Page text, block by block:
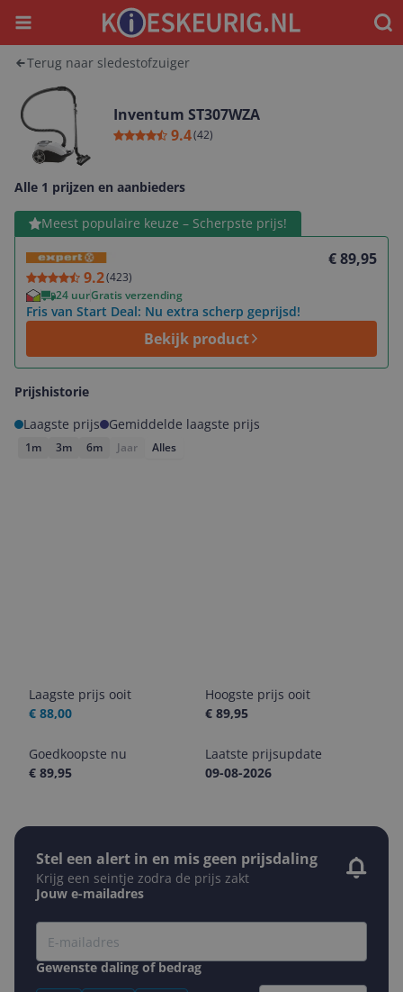
Menu
Terug naar sledestofzuiger
Inventum ST307WZA
9.4(42)
Alle 1 prijzen en aanbieders
Meest populaire keuze – Scherpste prijs!
9.2(423)
€ 89,95
24 uurGratis verzending
Fris van Start Deal: Nu extra scherp geprijsd!
Bekijk product
Bekijk product
Prijshistorie
Laagste prijs
Gemiddelde laagste prijs
1m 3m 6m Jaar Alles
Laagste prijs ooit
€ 88,00
Hoogste prijs ooit
€ 89,95
Goedkoopste nu
€ 89,95
Laatste prijsupdate
09-08-2026
Stel een alert in en mis geen prijsdaling
Krijg een seintje zodra de prijs zakt
Jouw e-mailadres
Gewenste daling of bedrag
Gewenste prijs